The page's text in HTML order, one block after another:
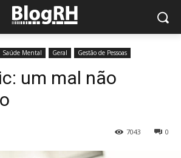
Saúde Mental Geral Gestão de Pessoas
um mal não
0
7043